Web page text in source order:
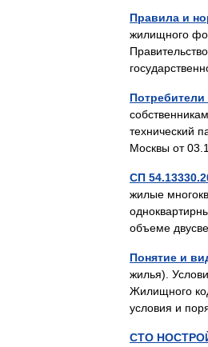
Правила и
жилищного
технический
Москвы от
СП
жилые
объеме
Понятие и
жилья).
Жилищного
условия и
СТО НОСТРОЙ